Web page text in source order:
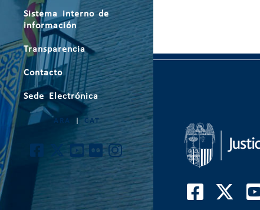
Sistema interno de
información
Transparencia
Contacto
Sede Electrónica
ARA CAT